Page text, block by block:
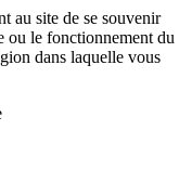
au site de se souvenir
ou le fonctionnement du
dans laquelle vous